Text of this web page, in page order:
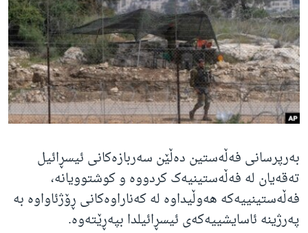
ژیان لە فەرهەنگدا
Learning English
FOLLOW US
زمانه‌کان
بەرپرسانی فەڵەستین دەڵێن سەربازەکانی ئیسڕائیل
تەقەیان لە فەڵەستینیەک کردووە و کوشتوویانە،
فەڵەستینییەکە هەوڵیداوە لە کەناراوەکانی ڕۆژئاواوە بە
پەرژینە ئاسایشییەکەی ئیسڕائیلدا بپەڕێتەوە.